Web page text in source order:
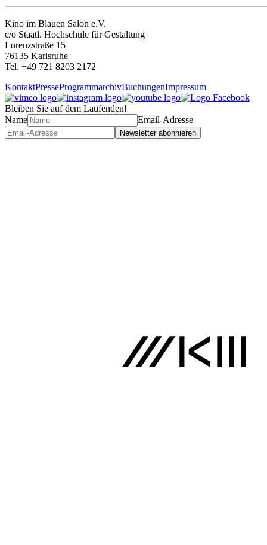
Kino im Blauen Salon e.V.
c/o Staatl. Hochschule für Gestaltung
Lorenzstraße 15
76135 Karlsruhe
Tel. +49 721 8203 2172
KontaktPresseProgrammarchivBuchungenImpressum
Bleiben Sie auf dem Laufenden!
Name
Email-Adresse
Newsletter abonnieren